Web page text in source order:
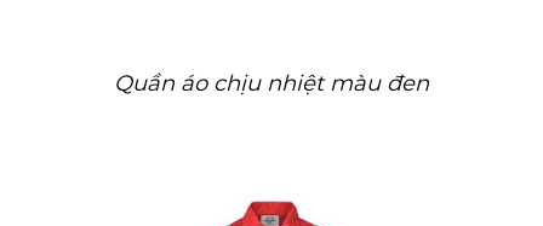
Quần áo chịu nhiệt màu đen